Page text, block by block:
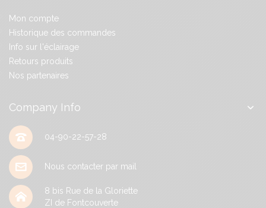
Mon compte
Historique des commandes
Info sur l'éclairage
Retours produits
Nos partenaires
Company Info
04-90-22-57-28
Nous contacter par mail
8 bis Rue de la Gloriette
ZI de Fontcouverte